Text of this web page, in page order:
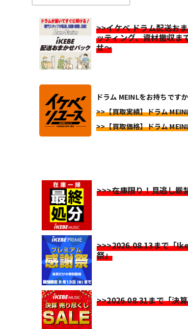
>>イケベ ドラム配送お
ッティング、資材撤収ま
せ～
ドラム MEINLをお持ちです
>>【買取実績】ドラム
>>【買取価格】ドラム
>>>在庫限り！見逃し厳
>>>2026.08.13まで「
祭」
>>2026.08.31まで「決